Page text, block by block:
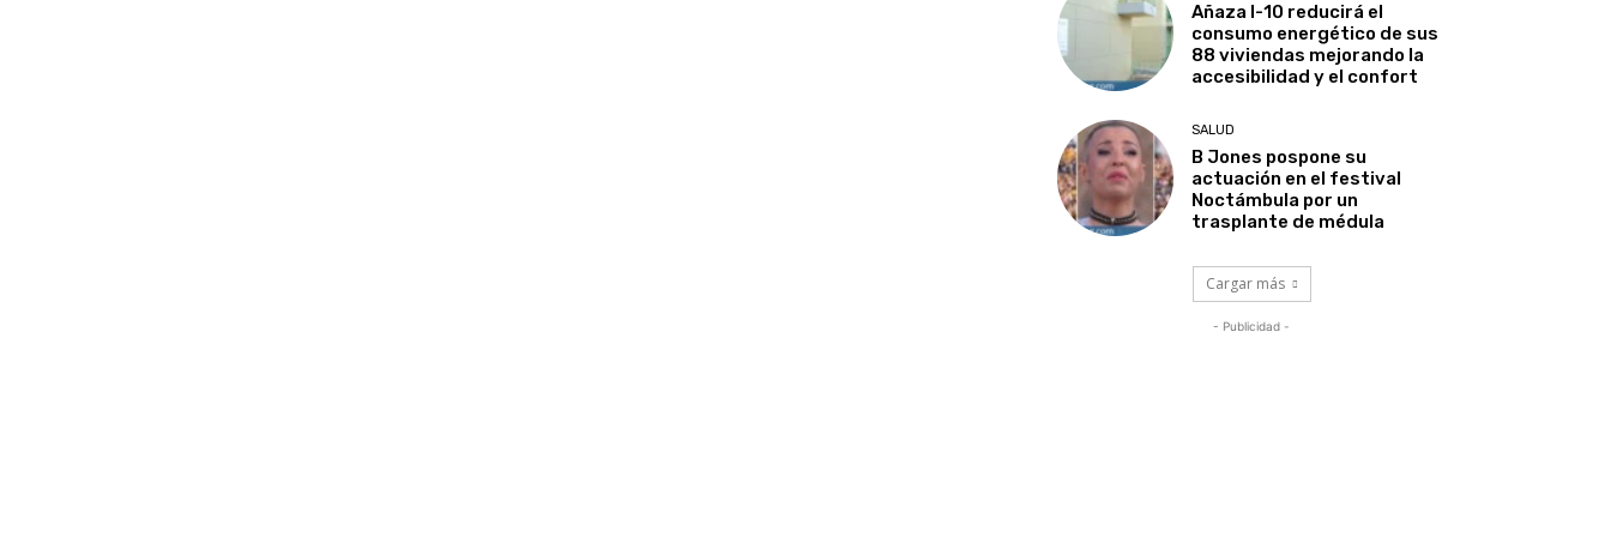
Añaza I-10 reducirá el
consumo energético de sus
88 viviendas mejorando la
accesibilidad y el confort
SALUD
B Jones pospone su
actuación en el festival
Noctámbula por un
trasplante de médula
Cargar más
- Publicidad -